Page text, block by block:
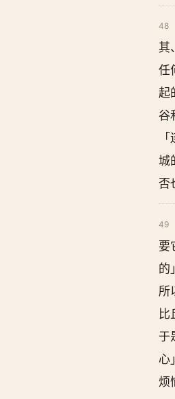
48
其
任
起
谷
城
否
49
要
的
所
比
于
心
烦